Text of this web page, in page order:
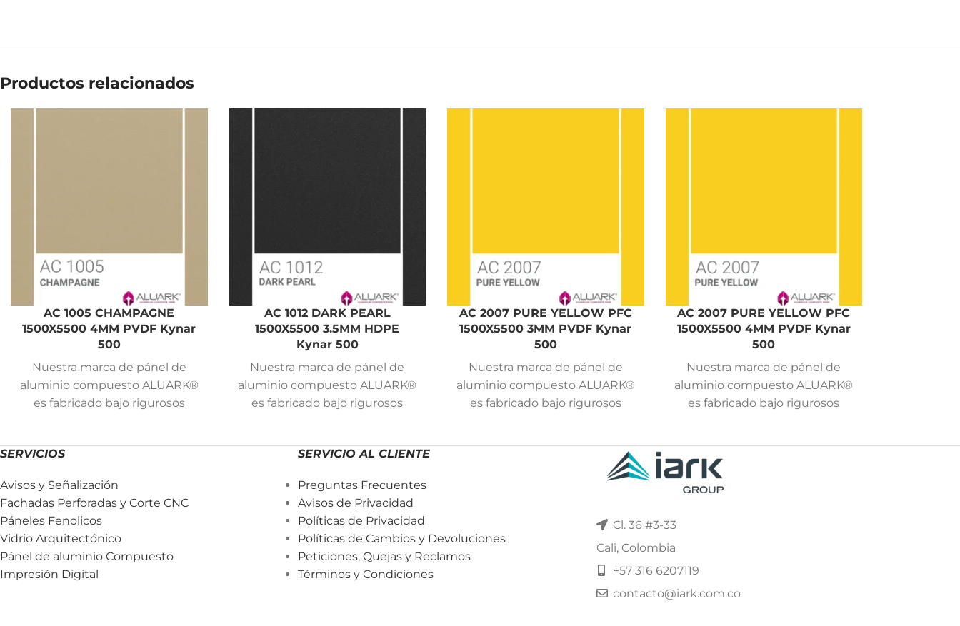
Productos relacionados
AC 1005 CHAMPAGNE
1500X5500 4MM PVDF Kynar
500
Nuestra marca de pánel de
aluminio compuesto ALUARK®
es fabricado bajo rigurosos
páneles con pintura PVDF
para páneles con pintura en
poliéster.
AC 1012 DARK PEARL
1500X5500 3.5MM HDPE
Kynar 500
Nuestra marca de pánel de
aluminio compuesto ALUARK®
es fabricado bajo rigurosos
páneles con pintura PVDF
para páneles con pintura en
poliéster.
AC 2007 PURE YELLOW PFC
1500X5500 3MM PVDF Kynar
500
Nuestra marca de pánel de
aluminio compuesto ALUARK®
es fabricado bajo rigurosos
Kynar 500 y 5 años de garantía
AC 2007 PURE YELLOW PFC
1500X5500 4MM PVDF Kynar
500
Nuestra marca de pánel de
aluminio compuesto ALUARK®
es fabricado bajo rigurosos
páneles con pintura PVDF
Kynar 500 y 5 años de garantía
para páneles con pintura en
SERVICIOS
Avisos y Señalización
Fachadas Perforadas y Corte CNC
Páneles Fenolicos
Vidrio Arquitectónico
Pánel de aluminio Compuesto
Impresión Digital
SERVICIO AL CLIENTE
Preguntas Frecuentes
Avisos de Privacidad
Políticas de Privacidad
Políticas de Cambios y Devoluciones
Peticiones, Quejas y Reclamos
Términos y Condiciones
Cl. 36 #3-33
Cali, Colombia
+57 316 6207119
contacto@iark.com.co